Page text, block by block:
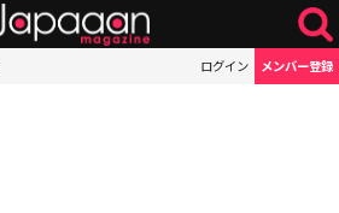
ログイン メンバー登録